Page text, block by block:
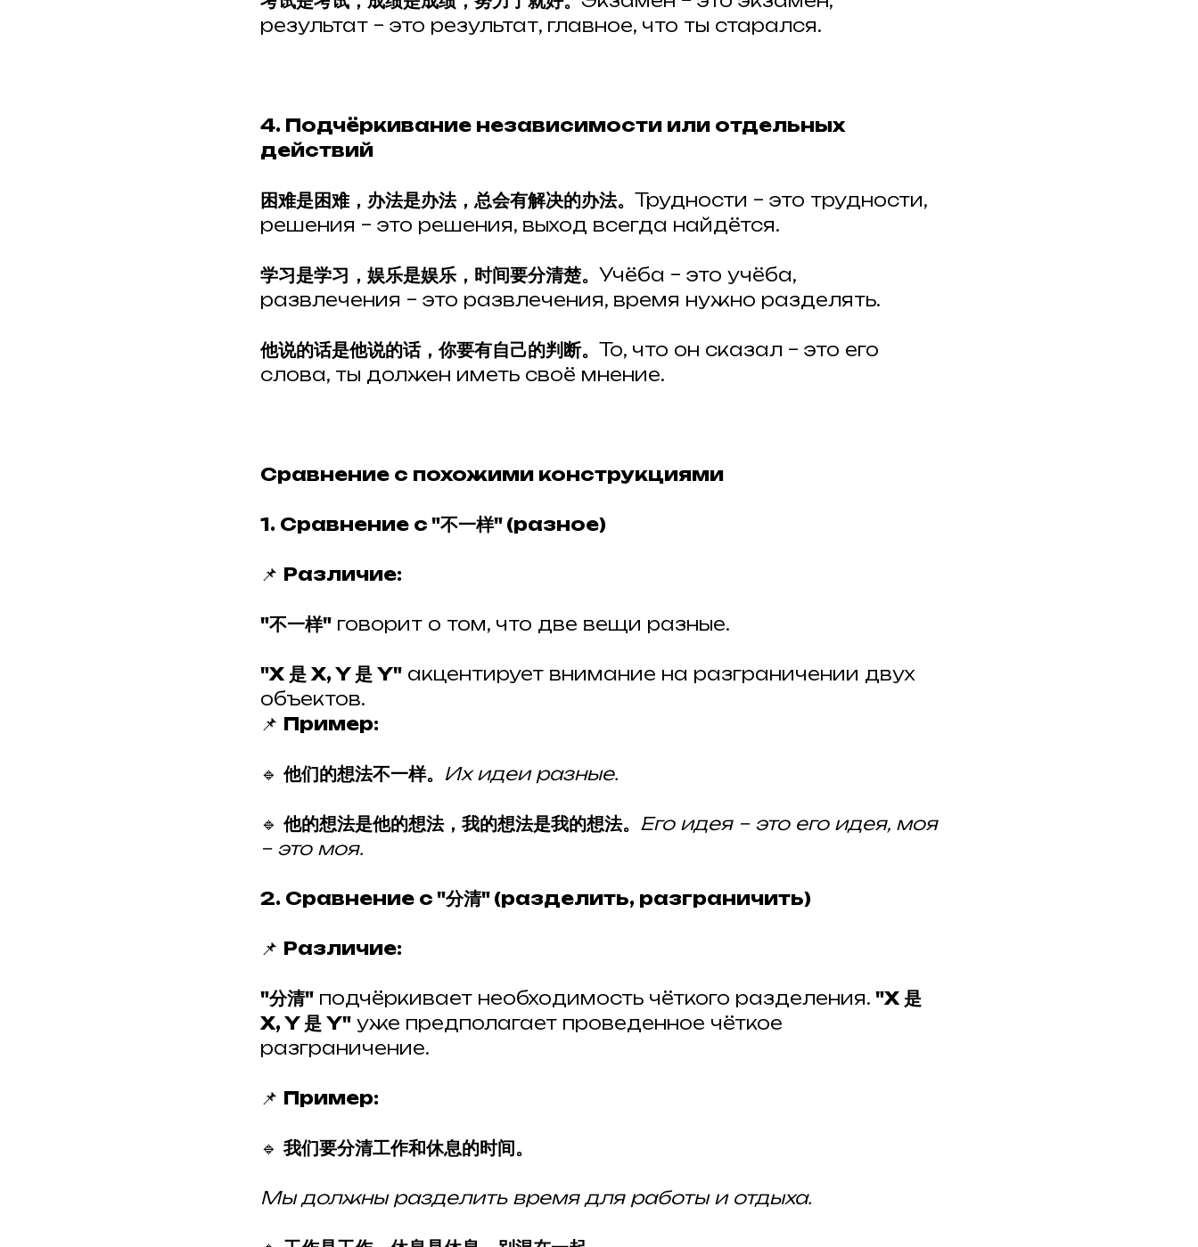
результат – это результат, главное, что ты старался.
4. Подчёркивание независимости или отдельных
действий
困难是困难，办法是办法，总会有解决的办法。 Трудности – это трудности,
решения – это решения, выход всегда найдётся.
学习是学习，娱乐是娱乐，时间要分清楚。 Учёба – это учёба,
развлечения – это развлечения, время нужно разделять.
他说的话是他说的话，你要有自己的判断。 То, что он сказал – это его
слова, ты должен иметь своё мнение.
Сравнение с похожими конструкциями
1. Сравнение с "不一样" (разное)
📌 Различие:
"不一样" говорит о том, что две вещи разные.
"X 是 X, Y 是 Y" акцентирует внимание на разграничении двух
объектов.
📌 Пример:
🔹 他们的想法不一样。 Их идеи разные.
🔹 他的想法是他的想法，我的想法是我的想法。 Его идея – это его идея, моя
– это моя.
2. Сравнение с "分清" (разделить, разграничить)
📌 Различие:
"分清" подчёркивает необходимость чёткого разделения. "X 是
X, Y 是 Y" уже предполагает проведенное чёткое
разграничение.
📌 Пример:
🔹 我们要分清工作和休息的时间。
Мы должны разделить время для работы и отдыха.